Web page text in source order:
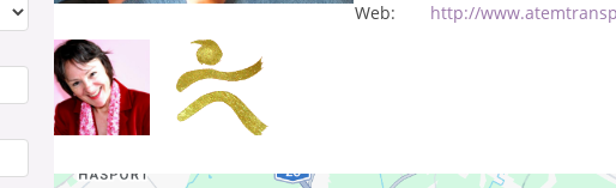
Web:
http://